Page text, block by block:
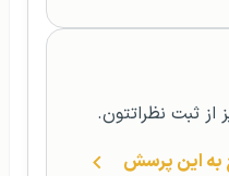
ثبت نظراتتون.
به این پرسش